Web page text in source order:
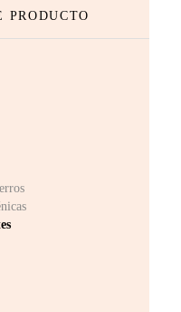
PRODUCTO